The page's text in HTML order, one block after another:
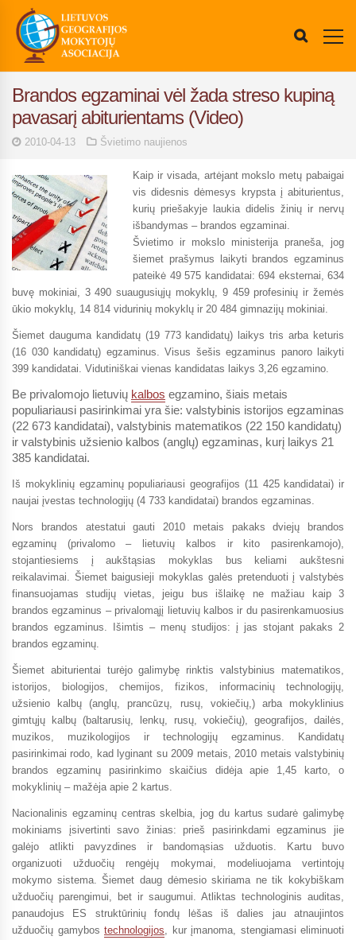
Brandos egzaminai vėl žada streso kupiną
pavasarį abiturientams (Video)
2010-04-13 Švietimo naujienos
Kaip ir visada, artėjant mokslo metų pabaigai
vis didesnis dėmesys krypsta į abiturientus,
kurių priešakyje laukia didelis žinių ir nervų
išbandymas – brandos egzaminai.
Švietimo ir mokslo ministerija praneša, jog
šiemet prašymus laikyti brandos egzaminus
pateikė 49 575 kandidatai: 694 eksternai, 634
buvę mokiniai, 3 490 suaugusiųjų mokyklų, 9 459 profesinių ir žemės
ūkio mokyklų, 14 814 vidurinių mokyklų ir 20 484 gimnazijų mokiniai.
Šiemet dauguma kandidatų (19 773 kandidatų) laikys tris arba keturis
(16 030 kandidatų) egzaminus. Visus šešis egzaminus panoro laikyti
399 kandidatai. Vidutiniškai vienas kandidatas laikys 3,26 egzamino.
Be privalomojo lietuvių kalbos egzamino, šiais metais
populiariausi pasirinkimai yra šie: valstybinis istorijos egzaminas
(22 673 kandidatai), valstybinis matematikos (22 150 kandidatų)
ir valstybinis užsienio kalbos (anglų) egzaminas, kurį laikys 21
385 kandidatai.
Iš mokyklinių egzaminų populiariausi geografijos (11 425 kandidatai) ir
naujai įvestas technologijų (4 733 kandidatai) brandos egzaminas.
Nors brandos atestatui gauti 2010 metais pakaks dviejų brandos
egzaminų (privalomo – lietuvių kalbos ir kito pasirenkamojo),
stojantiesiems į aukštąsias mokyklas bus keliami aukštesni
reikalavimai. Šiemet baigusieji mokyklas galės pretenduoti į valstybės
finansuojamas studijų vietas, jeigu bus išlaikę ne mažiau kaip 3
brandos egzaminus – privalomąjį lietuvių kalbos ir du pasirenkamuosius
brandos egzaminus. Išimtis – menų studijos: į jas stojant pakaks 2
brandos egzaminų.
Šiemet abiturientai turėjo galimybę rinktis valstybinius matematikos,
istorijos, biologijos, chemijos, fizikos, informacinių technologijų,
užsienio kalbų (anglų, prancūzų, rusų, vokiečių,) arba mokyklinius
gimtųjų kalbų (baltarusių, lenkų, rusų, vokiečių), geografijos, dailės,
muzikos, muzikologijos ir technologijų egzaminus. Kandidatų
pasirinkimai rodo, kad lyginant su 2009 metais, 2010 metais valstybinių
brandos egzaminų pasirinkimo skaičius didėja apie 1,45 karto, o
mokyklinių – mažėja apie 2 kartus.
Nacionalinis egzaminų centras skelbia, jog du kartus sudarė galimybę
mokiniams įsivertinti savo žinias: prieš pasirinkdami egzaminus jie
galėjo atlikti pavyzdines ir bandomąsias užduotis. Kartu buvo
organizuoti užduočių rengėjų mokymai, modeliuojama vertintojų
mokymo sistema. Šiemet daug dėmesio skiriama ne tik kokybiškam
užduočių parengimui, bet ir saugumui. Atliktas technologinis auditas,
panaudojus ES struktūrinių fondų lėšas iš dalies jau atnaujintos
užduočių gamybos technologijos, kur įmanoma, stengiamasi eliminuoti